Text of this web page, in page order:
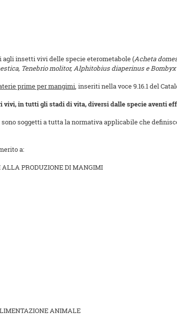
insetti vivi delle specie eterometabole (Acheta
Tenebrio molitor, Alphitobius diaperinus e Bombyx
prime per mangimi, inseriti nella voce 9.16.1 del
in tutti gli stadi di vita, diversi dalle specie aventi
soggetti a tutta la normativa applicabile che
a:
PRODUZIONE DI MANGIMI
ANIMALE